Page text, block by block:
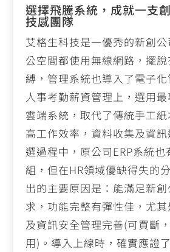
選擇飛騰系統，成就一支
技感團隊
艾格生科技是一優秀的新創
公空間都使用無線網路，擺
縛，管理系統也導入了電子
人事考勤薪資管理上，選用
雲端系統，取代了傳統手工
高工作效率，資料收集及資
選過程中，原公司ERP系統也
組，但在HR領域優缺得失的
出的主要原因是：能滿足新
求，功能完整有彈性佳，尤
及資訊安全管理完善(可買斷
用) 。導入上線時，確實應證